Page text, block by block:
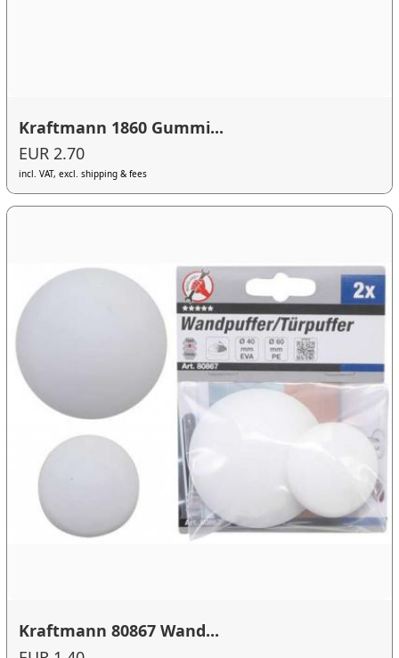
Kraftmann 1860 Gummi...
EUR 2.70
incl. VAT, excl. shipping & fees
Kraftmann 80867 Wand...